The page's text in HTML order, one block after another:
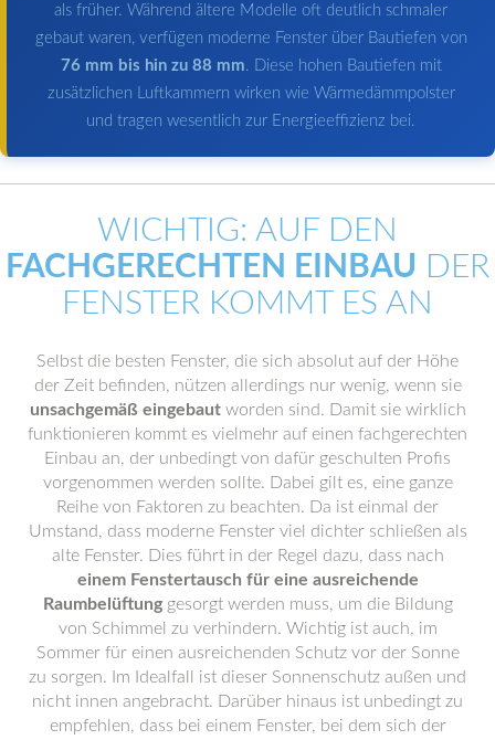
als früher. Während ältere Modelle oft deutlich schmaler
gebaut waren, verfügen moderne Fenster über Bautiefen von
76 mm bis hin zu 88 mm. Diese hohen Bautiefen mit
zusätzlichen Luftkammern wirken wie Wärmedämmpolster
und tragen wesentlich zur Energieeffizienz bei.
WICHTIG: AUF DEN
FACHGERECHTEN EINBAU DER
FENSTER KOMMT ES AN
Selbst die besten Fenster, die sich absolut auf der Höhe
der Zeit befinden, nützen allerdings nur wenig, wenn sie
unsachgemäß eingebautworden sind. Damit sie wirklich
funktionieren kommt es vielmehr auf einen fachgerechten
Einbau an, der unbedingt von dafür geschulten Profis
vorgenommen werden sollte. Dabei gilt es, eine ganze
Reihe von Faktoren zu beachten. Da ist einmal der
Umstand, dass moderne Fenster viel dichter schließen als
alte Fenster. Dies führt in der Regel dazu, dass nach
einem Fenstertausch für eine ausreichende
Raumbelüftunggesorgt werden muss, um die Bildung
von Schimmel zu verhindern. Wichtig ist auch, im
Sommer für einen ausreichenden Schutz vor der Sonne
zu sorgen. Im Idealfall ist dieser Sonnenschutz außen und
nicht innen angebracht. Darüber hinaus ist unbedingt zu
empfehlen, dass bei einem Fenster, bei dem sich der